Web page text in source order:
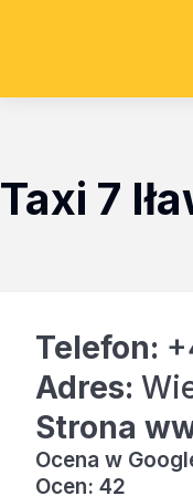
Taxi 7
Telefon:
Adres:
Strona
Ocena w
Ocen: 42